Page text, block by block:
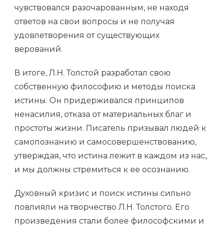
чувствовался разочарованным, не находя
ответов на свои вопросы и не получая
удовлетворения от существующих
верований.
В итоге, Л.Н. Толстой разработал свою
собственную философию и методы поиска
истины. Он придерживался принципов
ненасилия, отказа от материальных благ и
простоты жизни. Писатель призывал людей к
самопознанию и самосовершенствованию,
утверждая, что истина лежит в каждом из нас,
и мы должны стремиться к ее осознанию.
Духовный кризис и поиск истины сильно
повлияли на творчество Л.Н. Толстого. Его
произведения стали более философскими и